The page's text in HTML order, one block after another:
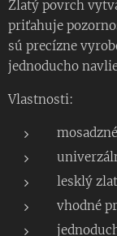
Zlatý povrch
priťahuje
sú precízne
jednoducho
Vlastnosti:
lesklý
vhodné